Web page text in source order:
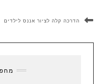
הדרכה קלה לציור אננס לילדים